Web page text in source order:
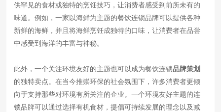
供罕见的食材或独特的烹饪技巧，让消费者感受到前所未有的
味道。例如，一家以海鲜为主题的餐饮连锁品牌可以提供各种
新鲜的海鲜，并且将海鲜烹饪成独特的口味，让消费者在品尝
中感受到海洋的丰富与神秘。
此外，一个关注环境友好的主题也可以成为餐饮连锁品牌策划
的独特卖点。在当今推崇环保的社会氛围下，许多消费者更倾
向于支持那些对环境有所关注的企业。一个环境友好主题的连
锁品牌可以通过选择有机食材，提倡可持续发展的理念以及减